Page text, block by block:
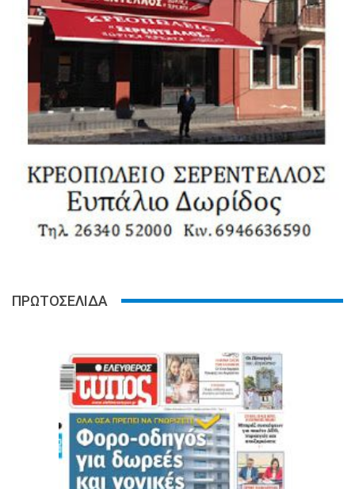
ΠΡΩΤΟΣΕΛΙΔΑ